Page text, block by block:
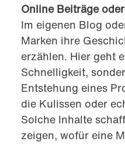
Online Beiträge
Im eigenen Blog
Marken ihre
erzählen. Hier geht
Schnelligkeit,
Entstehung eines
die Kulissen oder
Solche Inhalte
zeigen, wofür eine